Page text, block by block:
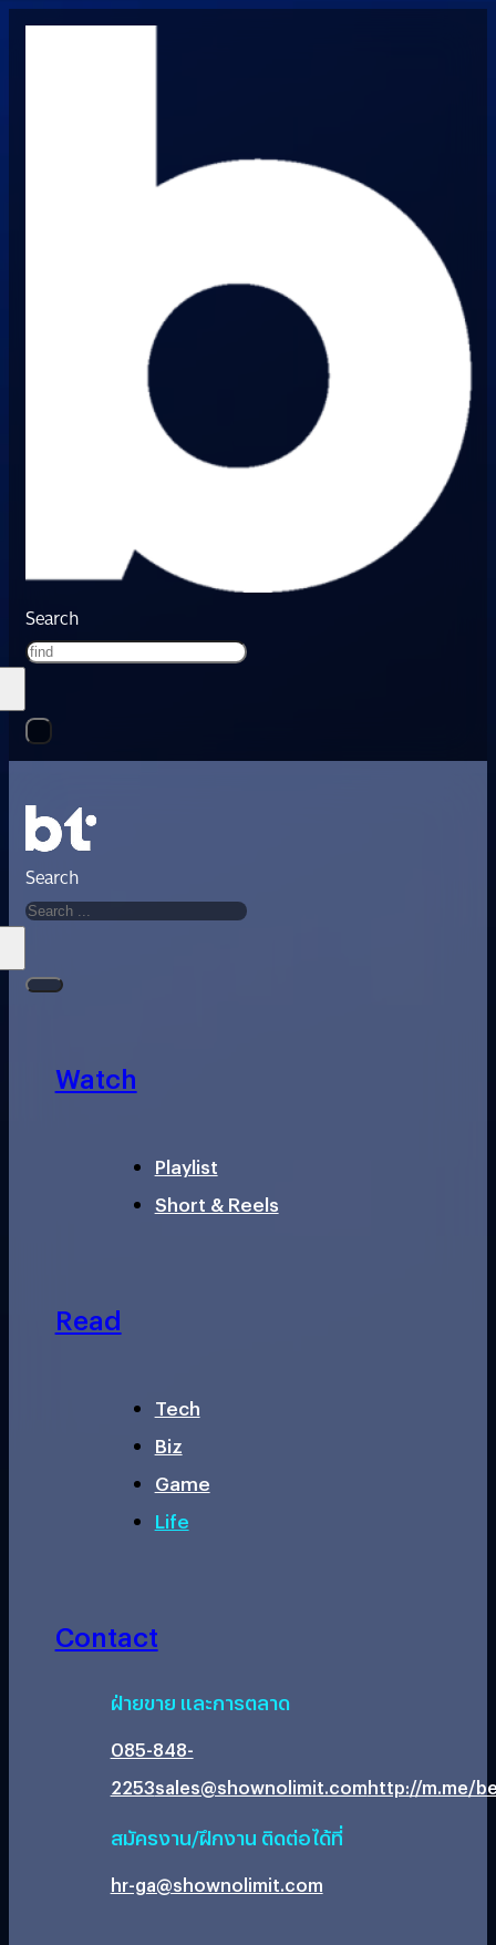
Search
Search
Watch
Playlist
Short & Reels
Read
Tech
Biz
Game
Life
Contact
ฝ่ายขาย และการตลาด
085-848-
2253sales@shownolimit.comhttp://m.me/
สมัครงาน/ฝึกงาน ติดต่อได้ที่
hr-ga@shownolimit.com